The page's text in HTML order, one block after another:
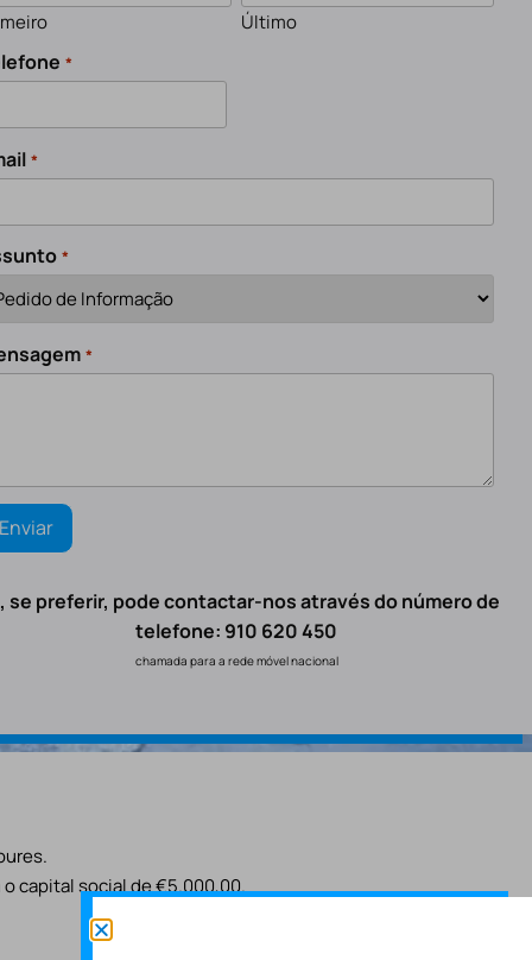
Último
*
*
*
*
se preferir, pode contactar-nos através do número de
telefone: 910 620 450
chamada para a rede móvel nacional
o capital social de €5.000,00.